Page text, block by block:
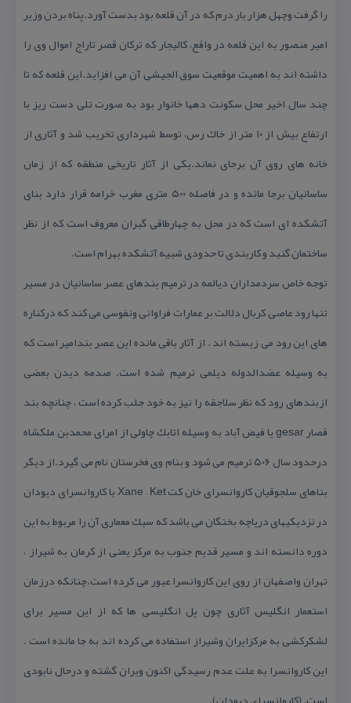
را گرفت وچهل هزار بار درم كه در آن قلعه بود بدست آورد.پناه بردن وزیر
امیر منصور به این قلعه در واقع، كالیجار كه تركان قصر تاراج اموال وی را
داشته اند به اهمیت موقعیت سوق الجیشی آن می افزاید.این قلعه كه تا
چند سال اخیر محل سكونت دهها خانوار بود به صورت تلی دست ریز با
ارتفاع بیش از ۱۰ متر از خاك رس، توسط شهرداری تخریب شد و آثاری از
خانه های روی آن برجای نماند.یكی از آثار تاریخی منطقه كه از زمان
ساسانیان برجا مانده و در فاصله ۵۰۰ متری مغرب خرامه قرار دارد بنای
آتشكده ای است كه در محل به چهارطاقی گبران معروف است كه از نظر
ساختمان گنبد و كاربندی تا حدودی شبیه آتشكده بهرام است.
توجه خاص سردمداران دیالمه در ترمیم بندهای عصر ساسانیان در مسیر
تنها رود عاصی كربال دلالت بر عمارات فراوانی ونفوسی می كند كه دركناره
های این رود می زیسته اند . از آثار باقی مانده این عصر بندامیر است كه
به وسیله عضدالدوله دیلمی ترمیم شده است. صدمه دیدن بعضی
ازبندهای رود كه نظر سلاجقه را نیز به خود جلب كرده است ، چنانچه بند
قصار gesar یا فیض آباد به وسیله اتابك چاولی از امرای محمدبن ملكشاه
درحدود سال ۵۰۶ ترمیم می شود و بنام وی فخرستان نام می گیرد.از دیگر
بناهای سلجوقیان كاروانسرای خان كت Xane – Ket یا كاروانسرای دیودان
در نزدیكیهای دریاچه بختگان می باشد كه سبك معماری آن را مربوط به این
دوره دانسته اند و مسیر قدیم جنوب به مركز یعنی از كرمان به شیراز ،
تهران واصفهان از روی این كاروانسرا عبور می كرده است.چنانكه درزمان
استعمار انگلیس آثاری چون پل انگلیسی ها كه از این مسیر برای
لشكركشی به مركزایران وشیراز استفاده می كرده اند به جا مانده است .
این كاروانسرا به علت عدم رسیدگی اكنون ویران گشته و درحال نابودی